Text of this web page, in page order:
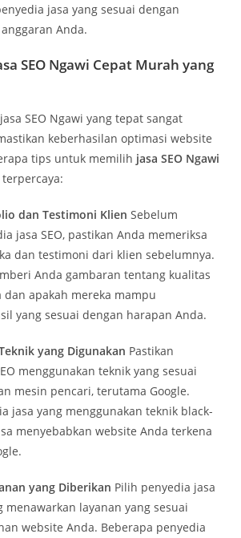
jasa yang sesuai dengan
Anda.
SEO Ngawi Cepat Murah yang
SEO Ngawi yang tepat sangat
keberhasilan optimasi website
tips untuk memilih jasa SEO Ngawi
dan Testimoni Klien Sebelum
jasa SEO, pastikan Anda memeriksa
dan testimoni dari klien sebelumnya.
Anda gambaran tentang kualitas
dan apakah mereka mampu
yang sesuai dengan harapan Anda.
yang Digunakan Pastikan
menggunakan teknik yang sesuai
mesin pencari, terutama Google.
jasa yang menggunakan teknik black-
menyebabkan website Anda terkena
yang Diberikan Pilih penyedia jasa
menawarkan layanan yang sesuai
website Anda. Beberapa penyedia